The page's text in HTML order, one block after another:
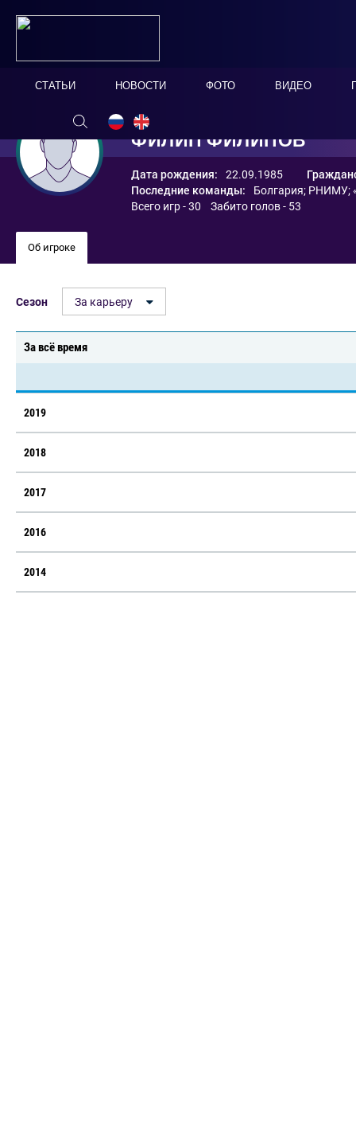
СТАТЬИ НОВОСТИ ФОТО ВИДЕО
ФИЛИП ФИЛИПОВ
Дата рождения: 22.09.1985
Последние команды:
Болгария; РНИМУ;
Всего игр - 30 Забито голов - 53
Об игроке
Сезон За карьеру
За всё время
2019
2018
2017
2016
2014